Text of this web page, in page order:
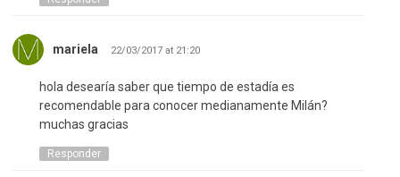
mariela 22/03/2017 at 21:20
hola desearía saber que tiempo de estadía es
recomendable para conocer medianamente Milán?
muchas gracias
Responder